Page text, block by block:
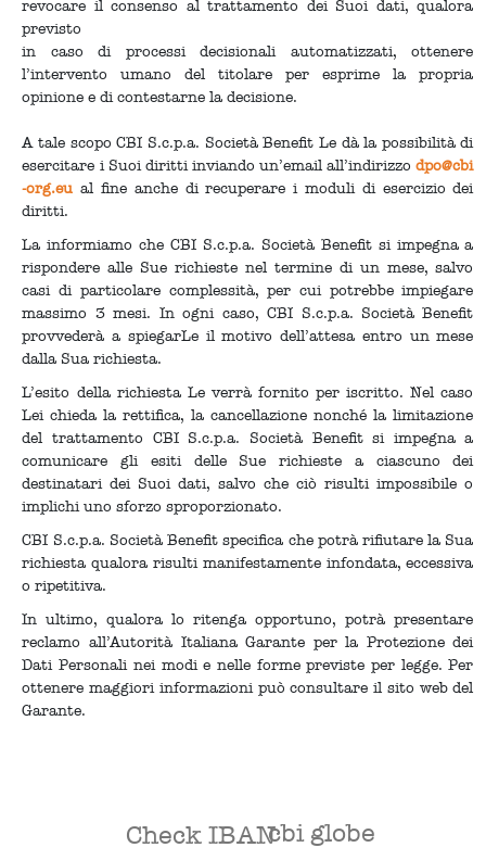
revocare il consenso al trattamento dei Suoi dati, qualora
previsto
in caso di processi decisionali automatizzati, ottenere
l’intervento umano del titolare per esprime la propria
opinione e di contestarne la decisione.
A tale scopo CBI S.c.p.a. Società Benefit Le dà la possibilità di
esercitare i Suoi diritti inviando un’email all’indirizzodpo@cbi
-org.eu al fine anche di recuperare i moduli di esercizio dei
diritti.
La informiamo che CBI S.c.p.a. Società Benefit si impegna a
rispondere alle Sue richieste nel termine di un mese, salvo
casi di particolare complessità, per cui potrebbe impiegare
massimo 3 mesi. In ogni caso, CBI S.c.p.a. Società Benefit
provvederà a spiegarLe il motivo dell’attesa entro un mese
dalla Sua richiesta.
L’esito della richiesta Le verrà fornito per iscritto. Nel caso
Lei chieda la rettifica, la cancellazione nonché la limitazione
del trattamento CBI S.c.p.a. Società Benefit si impegna a
comunicare gli esiti delle Sue richieste a ciascuno dei
destinatari dei Suoi dati, salvo che ciò risulti impossibile o
implichi uno sforzo sproporzionato.
CBI S.c.p.a. Società Benefit specifica che potrà rifiutare la Sua
richiesta qualora risulti manifestamente infondata, eccessiva
o ripetitiva.
In ultimo, qualora lo ritenga opportuno, potrà presentare
reclamo all’Autorità Italiana Garante per la Protezione dei
Dati Personali nei modi e nelle forme previste per legge. Per
ottenere maggiori informazioni può consultare il sito web del
Garante.
cbi globe
Check IBAN